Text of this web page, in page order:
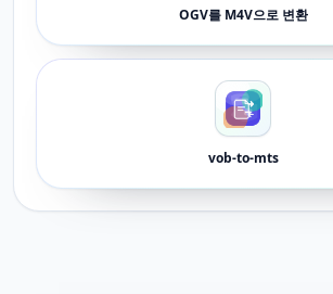
OGV를 M4V으로 변환
vob-to-mts